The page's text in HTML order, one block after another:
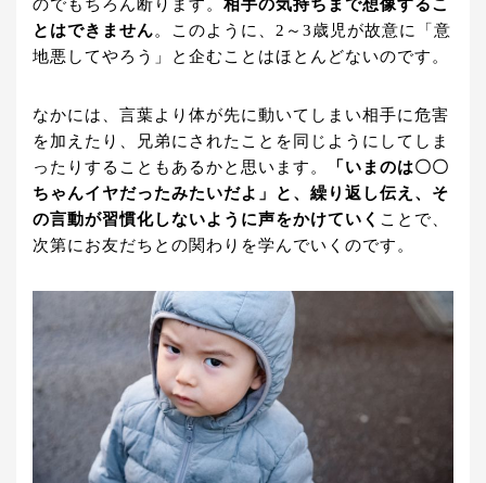
のでもちろん断ります。 相手の気持ちまで想像するこ
とはできません。このように、2～3歳児が故意に「意
地悪してやろう」と企むことはほとんどないのです。
なかには、言葉より体が先に動いてしまい相手に危害
を加えたり、兄弟にされたことを同じようにしてしま
ったりすることもあるかと思います。
「いまのは〇〇
ちゃんイヤだったみたいだよ」と、繰り返し伝え、そ
の言動が習慣化しないように声をかけていく ことで、
次第にお友だちとの関わりを学んでいくのです。